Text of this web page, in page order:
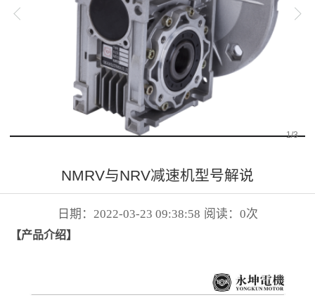
1/3
NMRV与NRV减速机型号解说
日期：2022-03-23 09:38:58 阅读： 0次
【产品介绍】